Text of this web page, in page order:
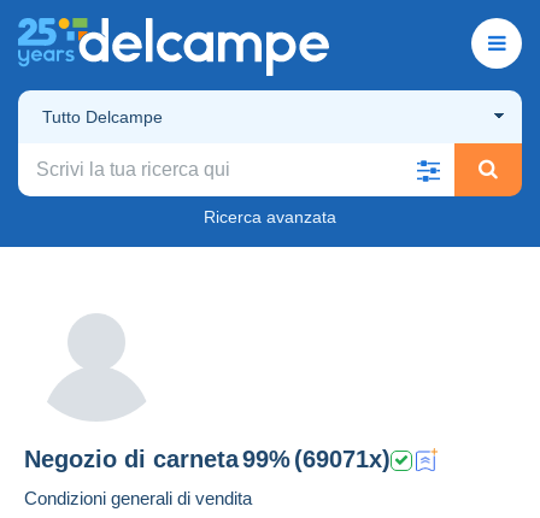
Tutto Delcampe
Ricerca avanzata
Negozio di carneta99%(69071x)
Condizioni generali di vendita